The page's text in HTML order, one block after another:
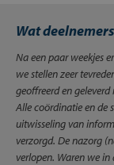
Wat
Na een paar weekjes
we stellen zeer
geoffreerd en
Alle coördinatie en de
uitwisseling van
verzorgd. De nazorg
verlopen. Waren we